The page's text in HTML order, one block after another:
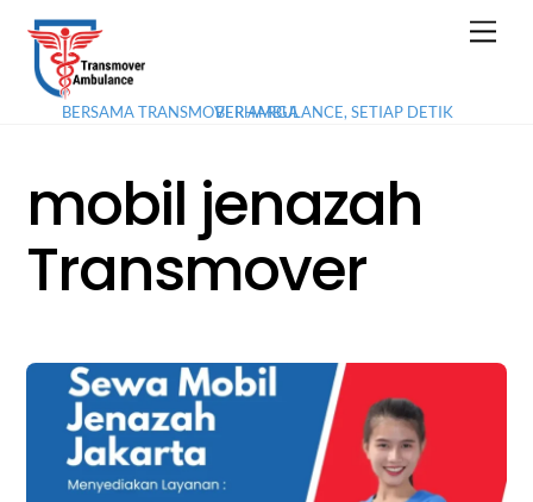
content
BERSAMA TRANSMOVER AMBULANCE, SETIAP DETIK BERHARGA
mobil jenazah
Transmover